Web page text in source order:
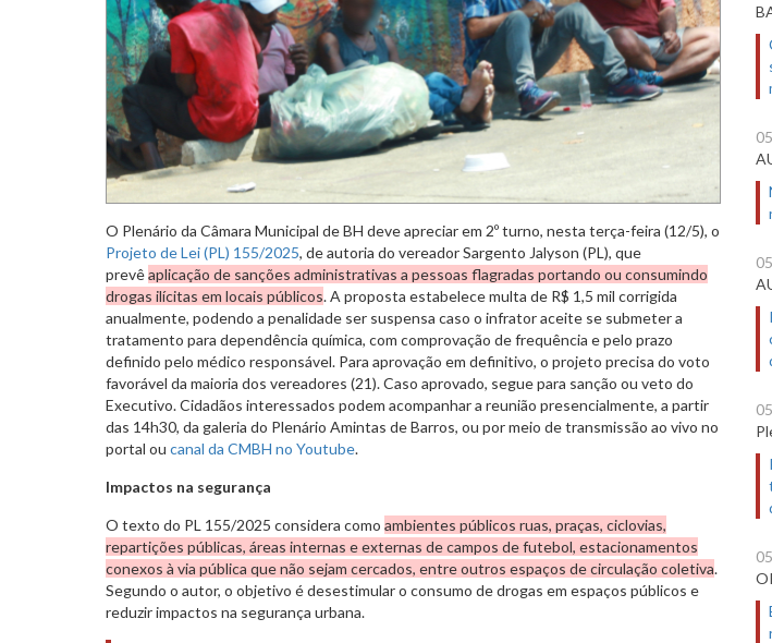
O Plenário da Câmara Municipal de BH deve apreciar em 2º turno, nesta terça-feira (12/5), o
Projeto de Lei (PL) 155/2025, de autoria do vereador Sargento Jalyson (PL), que
prevêaplicação de sanções administrativas a pessoas flagradas portando ou consumindo
drogas ilícitas em locais públicos. A proposta estabelece multa de R$ 1,5 mil corrigida
anualmente, podendo a penalidade ser suspensa caso o infrator aceite se submeter a
tratamento para dependência química, com comprovação de frequência e pelo prazo
definido pelo médico responsável. Para aprovação em definitivo, o projeto precisa do voto
favorável da maioria dos vereadores (21). Caso aprovado, segue para sanção ou veto do
Executivo. Cidadãos interessados podem acompanhar a reunião presencialmente, a partir
das 14h30, da galeria do Plenário Amintas de Barros, ou por meio de transmissão ao vivo no
portal ou canal da CMBH no Youtube.
Impactos na segurança
O texto do PL 155/2025 considera como ambientes públicos ruas, praças, ciclovias,
repartições públicas, áreas internas e externas de campos de futebol, estacionamentos
conexos à via pública que não sejam cercados, entre outros espaços de circulação coletiva.
Segundo o autor, o objetivo é desestimular o consumo de drogas em espaços públicos e
reduzir impactos na segurança urbana.